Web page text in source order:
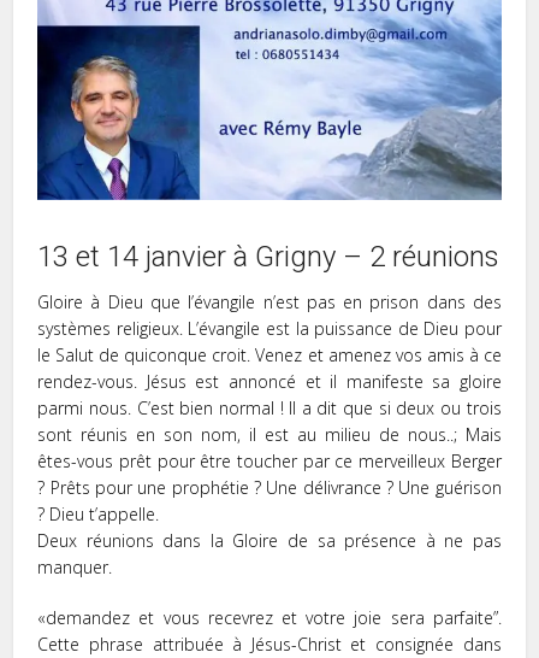
13 et 14 janvier à Grigny – 2 réunions
Gloire à Dieu que l’évangile n’est pas en prison dans des
systèmes religieux. L’évangile est la puissance de Dieu pour
le Salut de quiconque croit. Venez et amenez vos amis à ce
rendez-vous. Jésus est annoncé et il manifeste sa gloire
parmi nous. C’est bien normal ! Il a dit que si deux ou trois
sont réunis en son nom, il est au milieu de nous..; Mais
êtes-vous prêt pour être toucher par ce merveilleux Berger
? Prêts pour une prophétie ? Une délivrance ? Une guérison
? Dieu t’appelle.
Deux réunions dans la Gloire de sa présence à ne pas
manquer.
«demandez et vous recevrez et votre joie sera parfaite”.
Cette phrase attribuée à Jésus-Christ et consignée dans